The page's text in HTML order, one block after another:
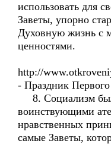
использовать для
Заветы, упорно
Духовную жизнь с
ценностями.
http://
- Праздник
8. Социализм был
воинствующими
нравственных
самые Заветы,